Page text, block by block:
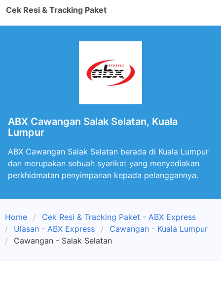
Cek Resi & Tracking Paket
ABX Cawangan Salak Selatan, Kuala
Lumpur
ABX Cawangan Salak Selatan berada di Kuala Lumpur
dan merupakan sebuah syarikat yang menyediakan
perkhidmatan penyimpanan kepada pelanggannya.
Home
Cek Resi & Tracking Paket - ABX Express
Ulasan - ABX Express
Cawangan - Kuala Lumpur
Cawangan - Salak Selatan